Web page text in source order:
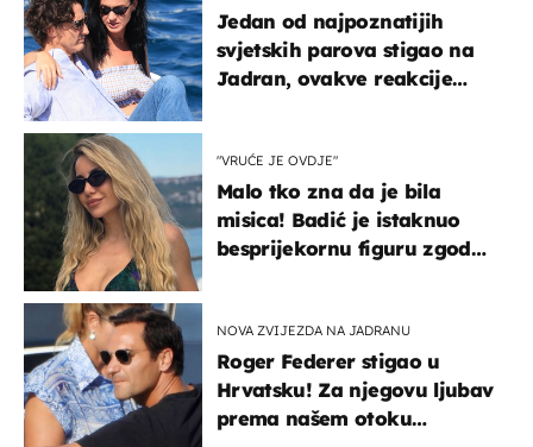
Jedan od najpoznatijih
svjetskih parova stigao na
Jadran, ovakve reakcije
"VRUĆE JE OVDJE"
Malo tko zna da je bila
misica! Badić je istaknuo
besprijekornu figuru zgodne
NOVA ZVIJEZDA NA JADRANU
Roger Federer stigao u
Hrvatsku! Za njegovu ljubav
prema našem otoku